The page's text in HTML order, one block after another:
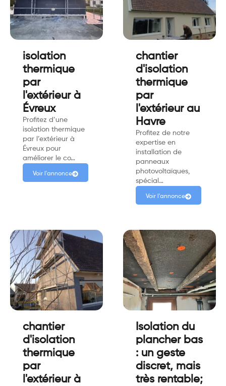
isolation
thermique
par
l'extérieur à
Évreux
Profitez d’une
isolation thermique
par l’extérieur à
Évreux pour
améliorer le co…
Voir l'annonce
chantier
d'isolation
thermique
par
l'extérieur au
Havre
Profitez de notre
expertise en
installation de
panneaux
photovoltaïques,
spécial…
Voir l'annonce
chantier
d'isolation
thermique
par
l'extérieur à
Isolation du
plancher bas
: un geste
discret, mais
très rentable;